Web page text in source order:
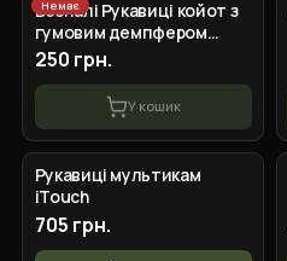
Немає
Безпалі Рукавиці койот з
гумовим демпфером
Mechanix
250 грн.
У кошик
Рукавиці мультикам
iTouch
705 грн.